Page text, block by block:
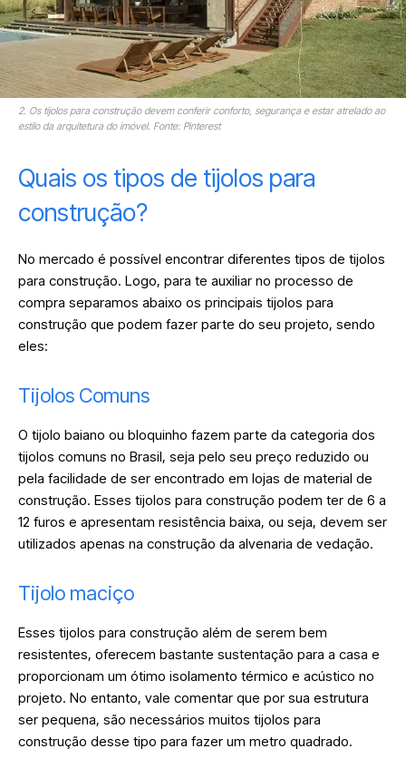
2. Os tijolos para construção devem conferir conforto, segurança e estar atrelado ao
estilo da arquitetura do imóvel. Fonte: Pinterest
Quais os tipos de tijolos para
construção?
No mercado é possível encontrar diferentes tipos de tijolos
para construção. Logo, para te auxiliar no processo de
compra separamos abaixo os principais tijolos para
construção que podem fazer parte do seu projeto, sendo
eles:
‎Tijolos Comuns
O tijolo baiano ou bloquinho fazem parte da categoria dos
tijolos comuns no Brasil, seja pelo seu preço reduzido ou
pela facilidade de ser encontrado em lojas de material de
construção. Esses tijolos para construção podem ter de 6 a
12 furos e apresentam resistência baixa, ou seja, devem ser
utilizados apenas na construção da alvenaria de vedação.
Tijolo maciço
Esses tijolos para construção além de serem bem
resistentes, oferecem bastante sustentação para a casa e
proporcionam um ótimo isolamento térmico e acústico no
projeto. No entanto, vale comentar que por sua estrutura
ser pequena, são necessários muitos tijolos para
construção desse tipo para fazer um metro quadrado.